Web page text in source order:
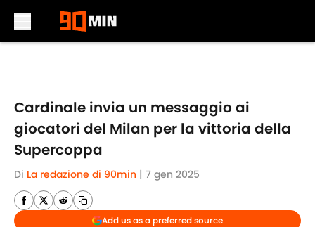
Cardinale invia un messaggio ai
giocatori del Milan per la vittoria della
Supercoppa
Di La redazione di 90min | 7 gen 2025
Add us as a preferred source